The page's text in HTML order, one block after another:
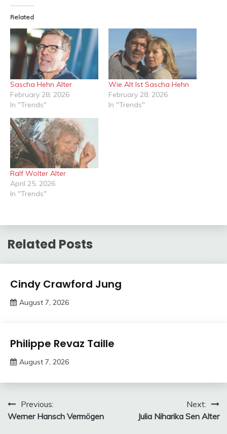
Related
Sascha Hehn Alter
February 28, 2026
In "Trends"
Wie Alt Ist Sascha Hehn
February 28, 2026
In "Trends"
Ralf Wolter Alter
April 25, 2026
In "Trends"
Related Posts
Trends
Cindy Crawford Jung
August 7, 2026
Trends
Philippe Revaz Taille
August 7, 2026
Meme
Post
navigation
Previous:
Werner Hansch Vermögen
Next:
Julia Niharika Sen Alter